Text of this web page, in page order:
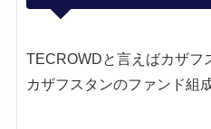
TECROWDと言えばカザフ
カザフスタンのファンド組